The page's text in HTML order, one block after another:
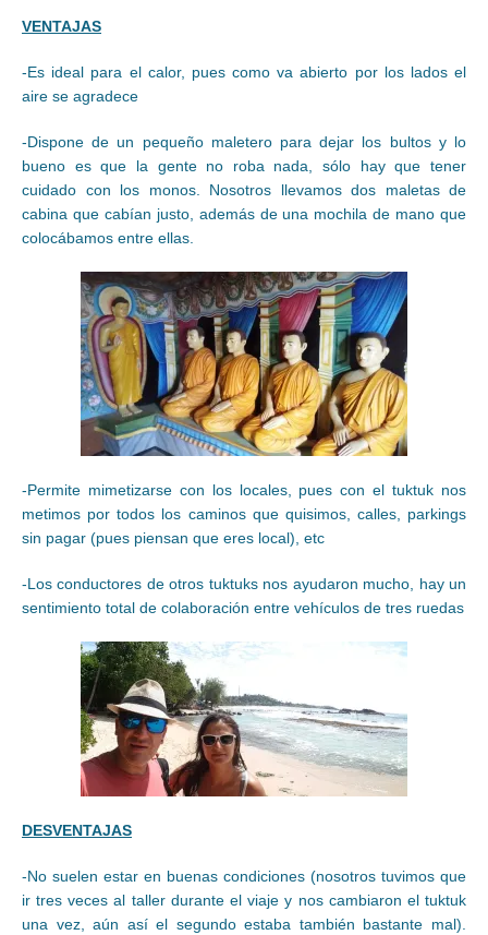
VENTAJAS
-Es ideal para el calor, pues como va abierto por los lados el
aire se agradece
-Dispone de un pequeño maletero para dejar los bultos y lo
bueno es que la gente no roba nada, sólo hay que tener
cuidado con los monos. Nosotros llevamos dos maletas de
cabina que cabían justo, además de una mochila de mano que
colocábamos entre ellas.
-Permite mimetizarse con los locales, pues con el tuktuk nos
metimos por todos los caminos que quisimos, calles, parkings
sin pagar (pues piensan que eres local), etc
-Los conductores de otros tuktuks nos ayudaron mucho, hay un
sentimiento total de colaboración entre vehículos de tres ruedas
DESVENTAJAS
-No suelen estar en buenas condiciones (nosotros tuvimos que
ir tres veces al taller durante el viaje y nos cambiaron el tuktuk
una vez, aún así el segundo estaba también bastante mal).